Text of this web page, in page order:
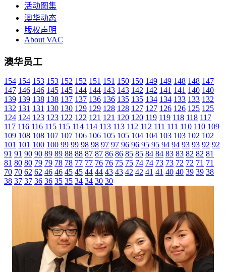
活动图集
澳华动态
版权声明
About VAC
澳华员工
154 154 153 153 152 152 151 151 150 150 149 149 148 148 147
147 146 146 145 145 144 144 143 143 142 142 141 141 140 140
139 139 138 138 137 137 136 136 135 135 134 134 133 133 132
132 131 131 130 130 129 129 128 128 127 127 126 126 125 125
124 124 123 123 122 122 121 121 120 120 119 119 118 118 117
117 116 116 115 115 114 114 113 113 112 112 111 111 110 110 109
109 108 108 107 107 106 106 105 105 104 104 103 103 102 102
101 101 100 100 99 99 98 98 97 97 96 96 95 95 94 94 93 93 92 92
91 91 90 90 89 89 88 88 87 87 86 86 85 85 84 84 83 83 82 82 81
81 80 80 79 79 78 78 77 77 76 76 75 75 74 74 73 73 72 72 71 71
70 70 62 62 46 46 45 45 44 44 43 43 42 42 41 41 40 40 39 39 38
38 37 37 36 36 35 35 34 34 30 30